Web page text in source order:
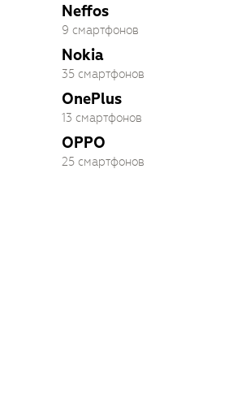
Neffos
9 смартфонов
Nokia
35 смартфонов
OnePlus
13 смартфонов
OPPO
25 смартфонов